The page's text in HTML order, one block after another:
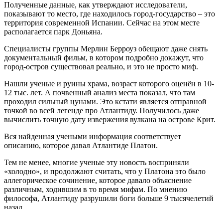
Полученные данные, как утверждают исследователи,
показывают то место, где находилось город-государство – это
территория современной Испании. Сейчас на этом месте
располагается парк Доньяна.
Специалисты группы Мерлин Берроуз обещают даже снять
документальный фильм, в котором подробно докажут, что
город-остров существовал реально, и это не просто миф.
Нашли ученые и руины храма, возраст которого оценён в 10-
12 тыс. лет. А почвенный анализ места показал, что там
проходил сильный цунами. Это кстати является отправной
точкой во всей легенде про Атлантиду. Получилось даже
вычислить точную дату извержения вулкана на острове Крит.
Вся найденная учеными информация соответствует
описанию, которое давал Атлантиде Платон.
Тем не менее, многие ученые эту новость восприняли
«холодно», и продолжают считать, что у Платона это было
аллегорическое сочинение, которое давало объяснение
различным, ходившим в то время мифам. По мнению
философа, Атлантиду разрушили боги больше 9 тысячелетий